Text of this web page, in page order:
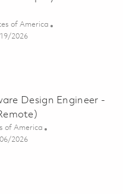
of America
Date
2026
Engineer – Display
Design Engineer -
of America
Date
2026
Digital Hardware Design Engineer